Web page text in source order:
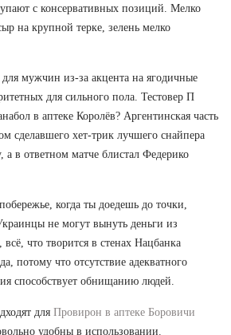
с консервативных позиций. Мелко
на крупной терке, зелень мелко
мужчин из-за акцента на ягодичные
для сильного пола. Тестовер П
в аптеке Королёв? Аргентинская часть
сделавшего хет-трик лучшего снайпера
а в ответном матче блистал Федерико
когда ты доедешь до точки,
не могут вынуть деньги из
что творится в стенах Нацбанка
потому что отсутствие адекватного
способствует обнищанию людей.
для Провирон в аптеке Боровичи
удобны в использовании.